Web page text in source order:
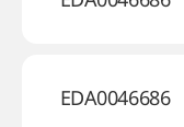
EDA0046686